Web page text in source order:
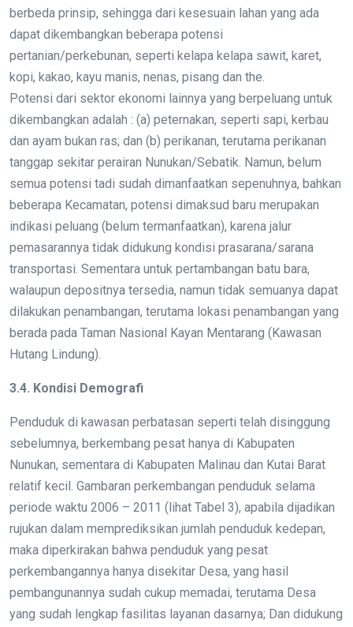
berbeda prinsip, sehingga dari kesesuain lahan yang ada
dapat dikembangkan beberapa potensi
pertanian/perkebunan, seperti kelapa kelapa sawit, karet,
kopi, kakao, kayu manis, nenas, pisang dan the.
Potensi dari sektor ekonomi lainnya yang berpeluang untuk
dikembangkan adalah : (a) peternakan, seperti sapi, kerbau
dan ayam bukan ras; dan (b) perikanan, terutama perikanan
tanggap sekitar perairan Nunukan/Sebatik. Namun, belum
semua potensi tadi sudah dimanfaatkan sepenuhnya, bahkan
beberapa Kecamatan, potensi dimaksud baru merupakan
indikasi peluang (belum termanfaatkan), karena jalur
pemasarannya tidak didukung kondisi prasarana/sarana
transportasi. Sementara untuk pertambangan batu bara,
walaupun depositnya tersedia, namun tidak semuanya dapat
dilakukan penambangan, terutama lokasi penambangan yang
berada pada Taman Nasional Kayan Mentarang (Kawasan
Hutang Lindung).
3.4. Kondisi Demografi
Penduduk di kawasan perbatasan seperti telah disinggung
sebelumnya, berkembang pesat hanya di Kabupaten
Nunukan, sementara di Kabupaten Malinau dan Kutai Barat
relatif kecil. Gambaran perkembangan penduduk selama
periode waktu 2006 – 2011 (lihat Tabel 3), apabila dijadikan
rujukan dalam memprediksikan jumlah penduduk kedepan,
maka diperkirakan bahwa penduduk yang pesat
perkembangannya hanya disekitar Desa, yang hasil
pembangunannya sudah cukup memadai, terutama Desa
yang sudah lengkap fasilitas layanan dasarnya; Dan didukung